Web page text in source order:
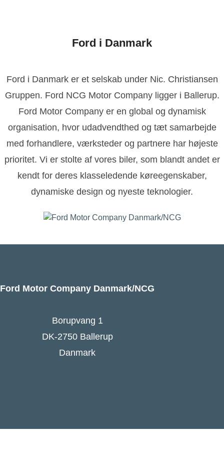
Ford i Danmark
Ford i Danmark er et selskab under Nic. Christiansen
Gruppen. Ford NCG Motor Company ligger i Ballerup.
Ford Motor Company er en global og dynamisk
organisation, hvor udadvendthed og tæt samarbejde
med forhandlere, værksteder og partnere har højeste
prioritet. Vi er stolte af vores biler, som blandt andet er
kendt for deres klasseledende køreegenskaber,
dynamiske design og nyeste teknologier.
Ford Motor Company Danmark/NCG
Borupvang 1
DK-2750 Ballerup
Danmark